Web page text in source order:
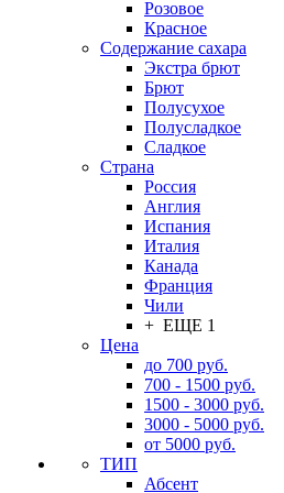
Розовое
Красное
Содержание сахара
Экстра брют
Брют
Полусухое
Полусладкое
Сладкое
Страна
Россия
Англия
Испания
Италия
Канада
Франция
Чили
+ ЕЩЕ 1
Цена
до 700 руб.
700 - 1500 руб.
1500 - 3000 руб.
3000 - 5000 руб.
от 5000 руб.
ТИП
Абсент